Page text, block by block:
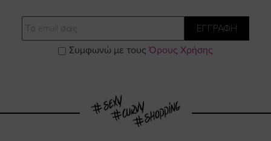
Email
ΕΓΓΡΑΦΗ
Συμφωνώ με τους Όρους Χρήσης